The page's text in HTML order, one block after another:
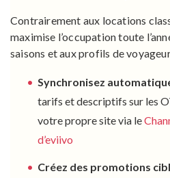
Contrairement aux locations
maximise l’occupation toute
saisons et aux profils de
Synchronisez
tarifs et descriptifs sur les
votre propre site via le
d’eviivo
Créez des promotions